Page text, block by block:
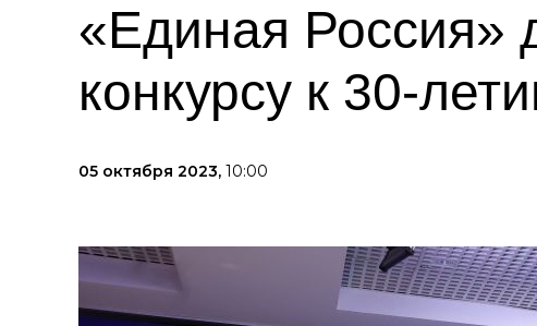
«Единая Россия»
конкурсу к 30-
05 октября 2023, 10:00